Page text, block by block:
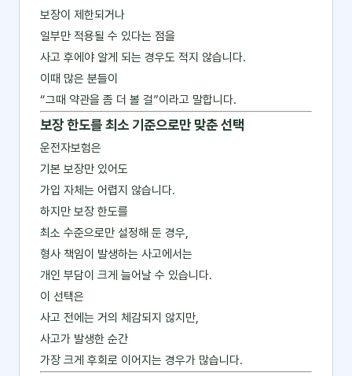
보장이 제한되거나
일부만 적용될 수 있다는 점을
사고 후에야 알게 되는 경우도 적지 않습니다.
이때 많은 분들이
“그때 약관을 좀 더 볼 걸”이라고 말합니다.
보장 한도를 최소 기준으로만 맞춘 선택
운전자보험은
기본 보장만 있어도
가입 자체는 어렵지 않습니다.
하지만 보장 한도를
최소 수준으로만 설정해 둔 경우,
형사 책임이 발생하는 사고에서는
개인 부담이 크게 늘어날 수 있습니다.
이 선택은
사고 전에는 거의 체감되지 않지만,
사고가 발생한 순간
가장 크게 후회로 이어지는 경우가 많습니다.